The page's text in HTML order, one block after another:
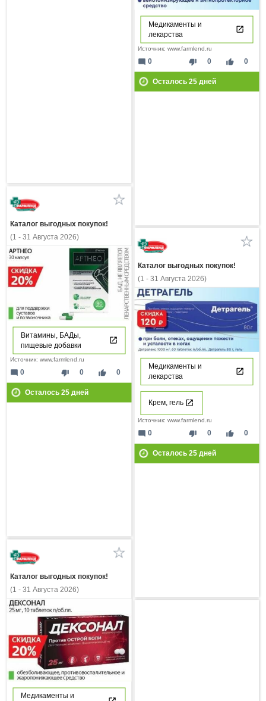
Медикаменты и
лекарства
Источник: www.farmlend.ru
thumb_down 0 thumb_up 0
mode_comment 0
Осталось 25дней
Каталог выгодных покупок!
(1 - 31 Августа 2026)
Витамины, БАДы,
пищевые добавки
Источник: www.farmlend.ru
thumb_down 0 thumb_up 0
mode_comment 0
Осталось 25дней
Каталог выгодных покупок!
(1 - 31 Августа 2026)
Медикаменты и
лекарства
Крем, гель
Источник: www.farmlend.ru
thumb_down 0 thumb_up 0
mode_comment 0
Осталось 25дней
Каталог выгодных покупок!
(1 - 31 Августа 2026)
Медикаменты и